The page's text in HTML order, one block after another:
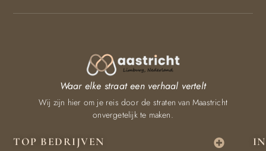
TOP BEDRIJVEN
Waar elke straat een verhaal vertelt
Wij zijn hier om je reis door de straten van Maastricht
onvergetelijk te maken.